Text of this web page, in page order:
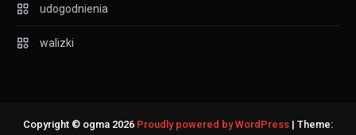
udogodnienia
walizki
Copyright © ogma 2026 Proudly powered by WordPress | Theme: